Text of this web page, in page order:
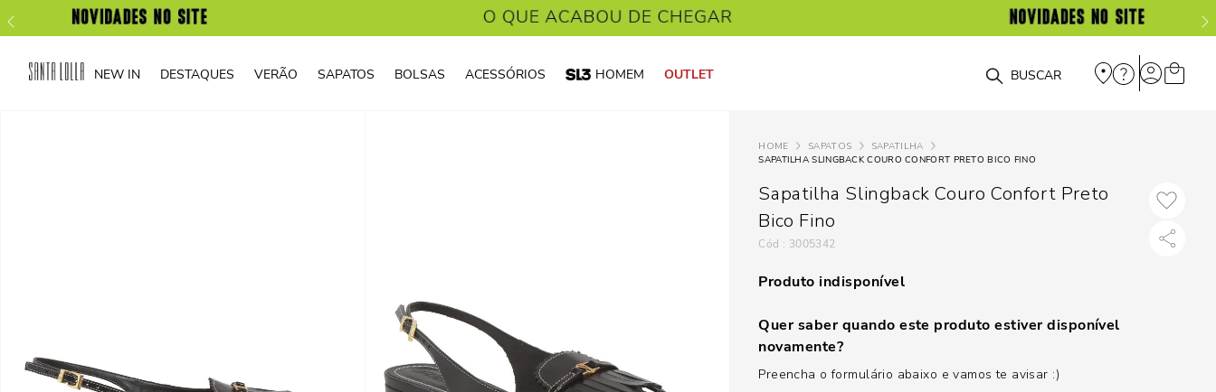
NEW IN DESTAQUES VERÃO SAPATOS BOLSAS ACESSÓRIOS HOMEM OUTLET O que você está procurando?
SAPATOS
SAPATILHA
SAPATILHA SLINGBACK COURO CONFORT PRETO BICO FINO
Sapatilha Slingback Couro Confort Preto
Bico Fino
: 3005342
Produto indisponível
Quer saber quando este produto estiver disponível
novamente?
Preencha o formulário abaixo e vamos te avisar :)